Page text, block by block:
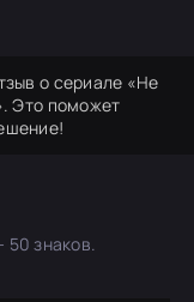
о сериале «Не
Это поможет
знаков.